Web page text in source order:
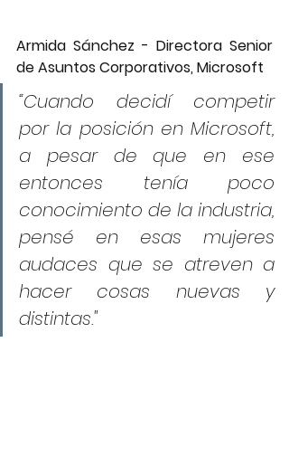
Armida Sánchez - Directora Senior
de Asuntos Corporativos, Microsoft
“Cuando decidí competir
por la posición en Microsoft,
a pesar de que en ese
entonces tenía poco
conocimiento de la industria,
pensé en esas mujeres
audaces que se atreven a
hacer cosas nuevas y
distintas."